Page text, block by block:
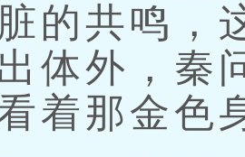
的共鸣，
体外，秦
着那金色